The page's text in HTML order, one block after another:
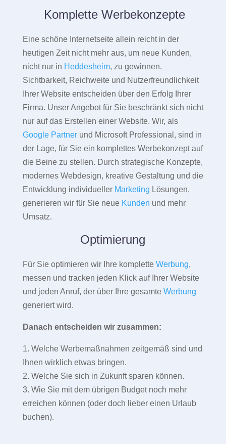
Komplette Werbekonzepte
Eine schöne Internetseite allein reicht in der
heutigen Zeit nicht mehr aus, um neue Kunden,
nicht nur in Heddesheim, zu gewinnen.
Sichtbarkeit, Reichweite und Nutzerfreundlichkeit
Ihrer Website entscheiden über den Erfolg Ihrer
Firma. Unser Angebot für Sie beschränkt sich nicht
nur auf das Erstellen einer Website. Wir, als
Google Partnerund Microsoft Professional, sind in
der Lage, für Sie ein komplettes Werbekonzept auf
die Beine zu stellen. Durch strategische Konzepte,
modernes Webdesign, kreative Gestaltung und die
Entwicklung individueller Marketing Lösungen,
generieren wir für Sie neue Kunden und mehr
Umsatz.
Optimierung
Für Sie optimieren wir Ihre komplette Werbung,
messen und tracken jeden Klick auf Ihrer Website
und jeden Anruf, der über Ihre gesamte Werbung
generiert wird.
Danach entscheiden wir zusammen:
1. Welche Werbemaßnahmen zeitgemäß sind und
Ihnen wirklich etwas bringen.
2. Welche Sie sich in Zukunft sparen können.
3. Wie Sie mit dem übrigen Budget noch mehr
erreichen können (oder doch lieber einen Urlaub
buchen).